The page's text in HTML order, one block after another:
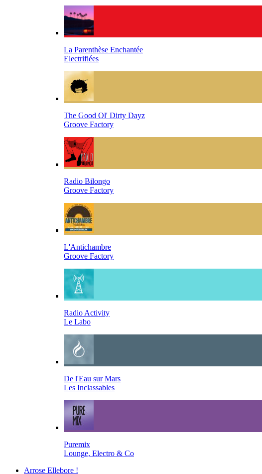
La Parenthèse Enchantée
Electrifiées
The Good Ol' Dirty Dayz
Groove Factory
Radio Bilongo
Groove Factory
L'Antichambre
Groove Factory
Radio Activity
Le Labo
De l'Eau sur Mars
Les Inclassables
Puremix
Lounge, Electro & Co
Arrose Ellebore !